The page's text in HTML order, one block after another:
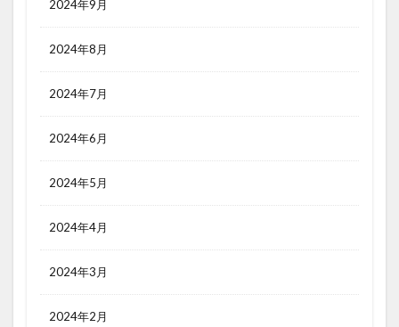
2024年9月
2024年8月
2024年7月
2024年6月
2024年5月
2024年4月
2024年3月
2024年2月